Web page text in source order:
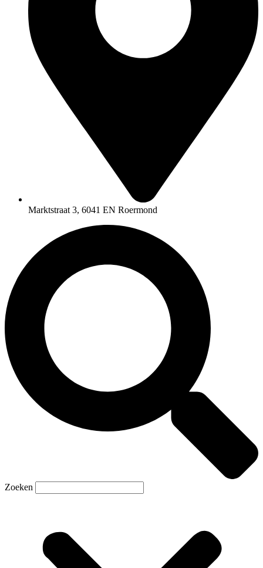
Marktstraat 3, 6041 EN Roermond
Zoeken